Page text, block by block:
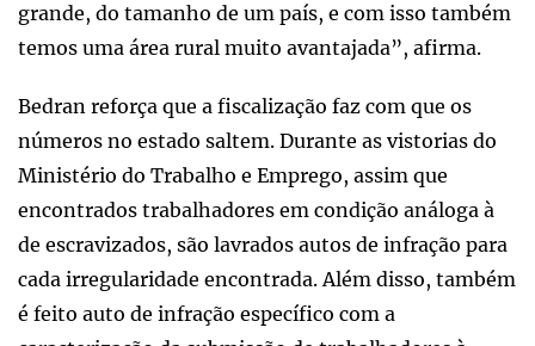
grande, do tamanho de um país, e com isso também
temos uma área rural muito avantajada”, afirma.
Bedran reforça que a fiscalização faz com que os
números no estado saltem. Durante as vistorias do
Ministério do Trabalho e Emprego, assim que
encontrados trabalhadores em condição análoga à
de escravizados, são lavrados autos de infração para
cada irregularidade encontrada. Além disso, também
é feito auto de infração específico com a